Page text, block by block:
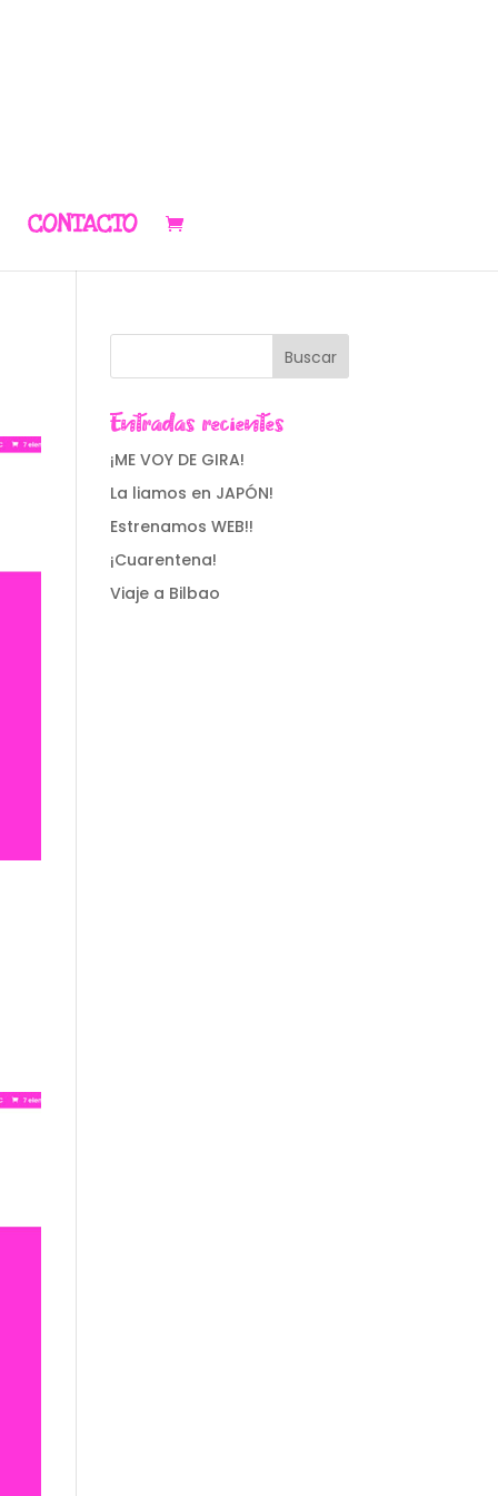
CONTACTO
Entradas recientes
¡ME VOY DE GIRA!
La liamos en JAPÓN!
Estrenamos WEB!!
¡Cuarentena!
Viaje a Bilbao